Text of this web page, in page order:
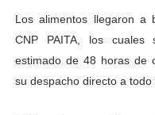
Mérida impulsa el
Complejo Educativo
Los alimentos llegaron a
CNP PAITA, los cuales
estimado de 48 horas de
su despacho directo a